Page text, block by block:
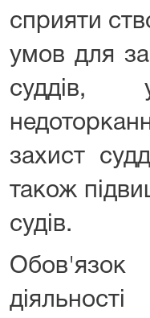
сприяти
умов для
суддів,
захист
також
судів.